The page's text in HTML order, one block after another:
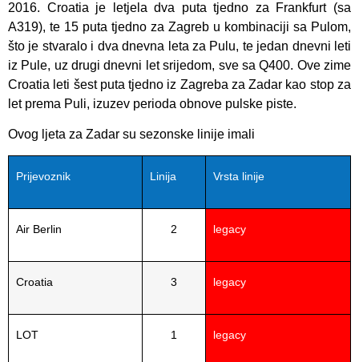
2016. Croatia je letjela dva puta tjedno za Frankfurt (sa
A319), te 15 puta tjedno za Zagreb u kombinaciji sa Pulom,
što je stvaralo i dva dnevna leta za Pulu, te jedan dnevni leti
iz Pule, uz drugi dnevni let srijedom, sve sa Q400. Ove zime
Croatia leti šest puta tjedno iz Zagreba za Zadar kao stop za
let prema Puli, izuzev perioda obnove pulske piste.
Ovog ljeta za Zadar su sezonske linije imali
Prijevoznik Linija Vrsta linije
Air Berlin 2 legacy
Croatia 3 legacy
LOT 1 legacy